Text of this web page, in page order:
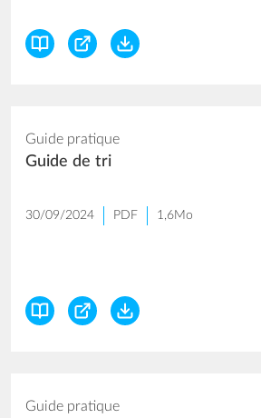
Guide pratique
Guide de tri
30/09/2024 PDF 1,6Mo
Guide pratique